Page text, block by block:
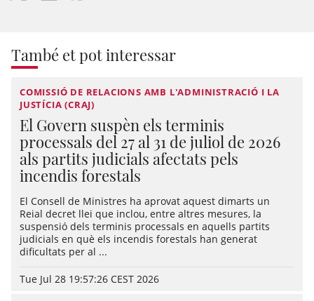
També et pot interessar
COMISSIÓ DE RELACIONS AMB L'ADMINISTRACIÓ I LA
JUSTÍCIA (CRAJ)
El Govern suspèn els terminis
processals del 27 al 31 de juliol de 2026
als partits judicials afectats pels
incendis forestals
El Consell de Ministres ha aprovat aquest dimarts un
Reial decret llei que inclou, entre altres mesures, la
suspensió dels terminis processals en aquells partits
judicials en què els incendis forestals han generat
dificultats per al ...
Tue Jul 28 19:57:26 CEST 2026